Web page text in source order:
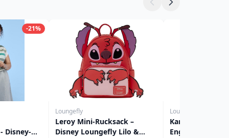
-21%
Disney-
Loungefly
Leroy Mini-Rucksack –
Disney Loungefly Lilo &
Loungefly
Kartenhalter
Engel& Leroy –